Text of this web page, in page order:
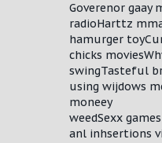
Goverenor gaay
radioHarttz
hamurger
chicks
swingTasteful
using wijdows
moneey
weedSexx
anl inhsertions